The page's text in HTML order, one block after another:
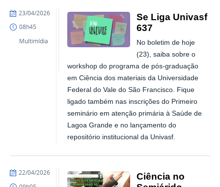
Se Liga Univasf
637
No boletim de hoje
(23), saiba sobre o
workshop do programa de pós-graduação
em Ciência dos materiais da Universidade
Federal do Vale do São Francisco. Fique
ligado também nas inscrições do Primeiro
seminário em atenção primária à Saúde de
Lagoa Grande e no lançamento do
repositório institucional da Univasf.
publicado
23/04/2026
08h45
Multimídia
Ciência no
publicado
22/04/2026